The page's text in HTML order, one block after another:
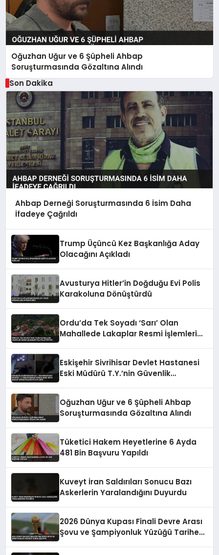
Oğuzhan Uğur ve 6 Şüpheli Ahbap
Soruşturmasında Gözaltına Alındı
Son Dakika
Ahbap Derneği Soruşturmasında 6 İsim Daha
İfadeye Çağrıldı
Trump Üçüncü Kez Başkanlığa Aday
Olacağını Açıkladı
Avusturya Hitler’in Doğduğu Evi Polis
Karakoluna Dönüştürdü
Ordu’da Tek Soyadı ‘Sarı’ Olan
Mahallede Lakaplar Resmi İşlemleri
Eskişehir Sivrihisar Devlet Hastanesi
Eski Müdürü T.Y.’nin Güvenlik
Oğuzhan Uğur ve 6 Şüpheli Ahbap
Soruşturmasında Gözaltına Alındı
Tüketici Hakem Heyetlerine 6 Ayda
481 Bin Başvuru Yapıldı
Kuveyt İran Saldırıları Sonucu Bazı
Askerlerin Yaralandığını Duyurdu
2026 Dünya Kupası Finali Devre Arası
Şovu ve Şampiyonluk Yüzüğü Tarihe